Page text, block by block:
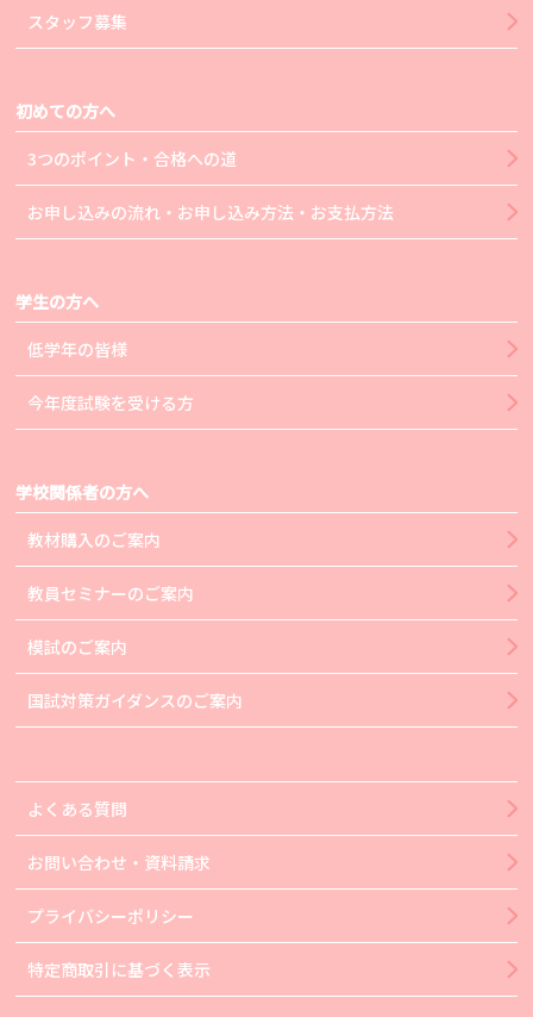
スタッフ募集
初めての方へ
3つのポイント・合格への道
お申し込みの流れ・お申し込み方法・お支払方法
学生の方へ
低学年の皆様
今年度試験を受ける方
学校関係者の方へ
教材購入のご案内
教員セミナーのご案内
模試のご案内
国試対策ガイダンスのご案内
よくある質問
お問い合わせ・資料請求
プライバシーポリシー
特定商取引に基づく表示